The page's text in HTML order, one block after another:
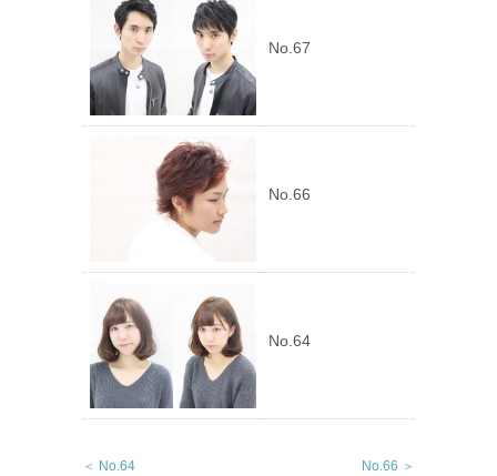
No.67
No.66
No.64
＜ No.64 No.66 ＞